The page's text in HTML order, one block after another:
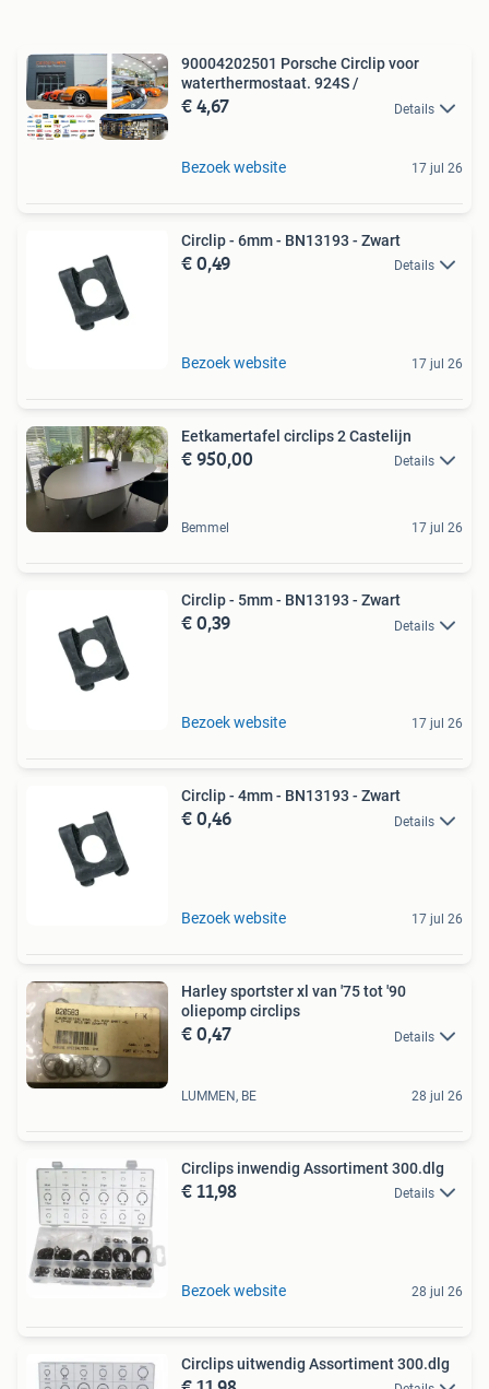
90004202501 Porsche Circlip voor
waterthermostaat. 924S /
€ 4,67 Details
Bezoek website 17 jul 26
Circlip - 6mm - BN13193 - Zwart
€ 0,49 Details
Bezoek website 17 jul 26
Eetkamertafel circlips 2 Castelijn
€ 950,00 Details
Bemmel 17 jul 26
Circlip - 5mm - BN13193 - Zwart
€ 0,39 Details
Bezoek website 17 jul 26
Circlip - 4mm - BN13193 - Zwart
€ 0,46 Details
Bezoek website 17 jul 26
Harley sportster xl van '75 tot '90
oliepomp circlips
€ 0,47 Details
LUMMEN, BE 28 jul 26
Circlips inwendig Assortiment 300.dlg
€ 11,98 Details
Bezoek website 28 jul 26
Circlips uitwendig Assortiment 300.dlg